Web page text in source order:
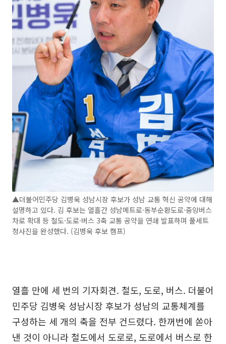
▲더불어민주당 김병욱 성남시장 후보가 성남 교통 혁신 공약에 대해
설명하고 있다. 김 후보는 열흘간 성남메트로·동부순환도로·중앙버스
차로 확대 등 철도·도로·버스 3축 교통 공약을 연쇄 발표하며 풀세트
청사진을 완성했다. (김병욱 후보 캠프)
열흘 만에 세 번의 기자회견. 철도, 도로, 버스. 더불어
민주당 김병욱 성남시장 후보가 성남의 교통체계를
구성하는 세 개의 축을 전부 건드렸다. 한꺼번에 쏟아
낸 것이 아니라 철도에서 도로로, 도로에서 버스로 한